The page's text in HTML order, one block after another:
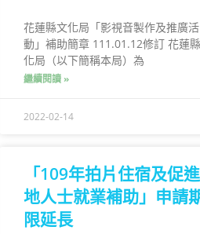
花蓮縣文化局「影視音製作及推廣活
動」補助簡章 111.01.12修訂 花蓮
化局（以下簡稱本局）為
繼續閱讀 »
2022-02-14
「109年拍片住宿及促
地人士就業補助」申請
限延長